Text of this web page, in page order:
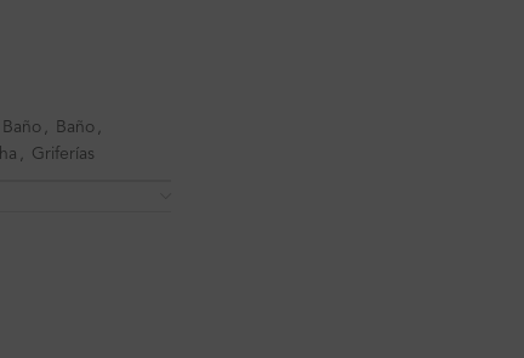
Baño , Baño ,
, Griferías